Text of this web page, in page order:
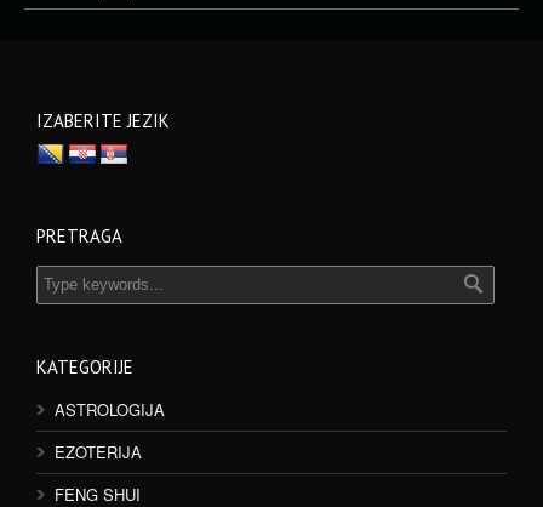
IZABERITE JEZIK
PRETRAGA
KATEGORIJE
ASTROLOGIJA
EZOTERIJA
FENG SHUI